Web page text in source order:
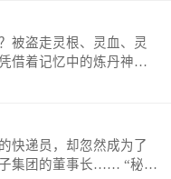
会）
被盗走灵根、灵血、灵
借着记忆中的炼丹神
诀，拨开重重迷雾，解
闻：龙
，鬼泣神哭。 本
那就是真事儿，想要对
快递员，却忽然成为了
集团的董事长…… “秘